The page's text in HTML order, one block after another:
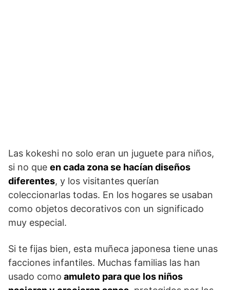
Las kokeshi no solo eran un juguete para niños,
si no que en cada zona se hacían diseños
diferentes, y los visitantes querían
coleccionarlas todas. En los hogares se usaban
como objetos decorativos con un significado
muy especial.
Si te fijas bien, esta muñeca japonesa tiene unas
facciones infantiles. Muchas familias las han
usado como amuleto para que los niños